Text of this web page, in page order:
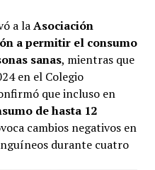
a laAsociación
a permitir el consumo
sanas, mientras que
en el Colegio
que incluso en
de hasta 12
cambios negativos en
durante cuatro